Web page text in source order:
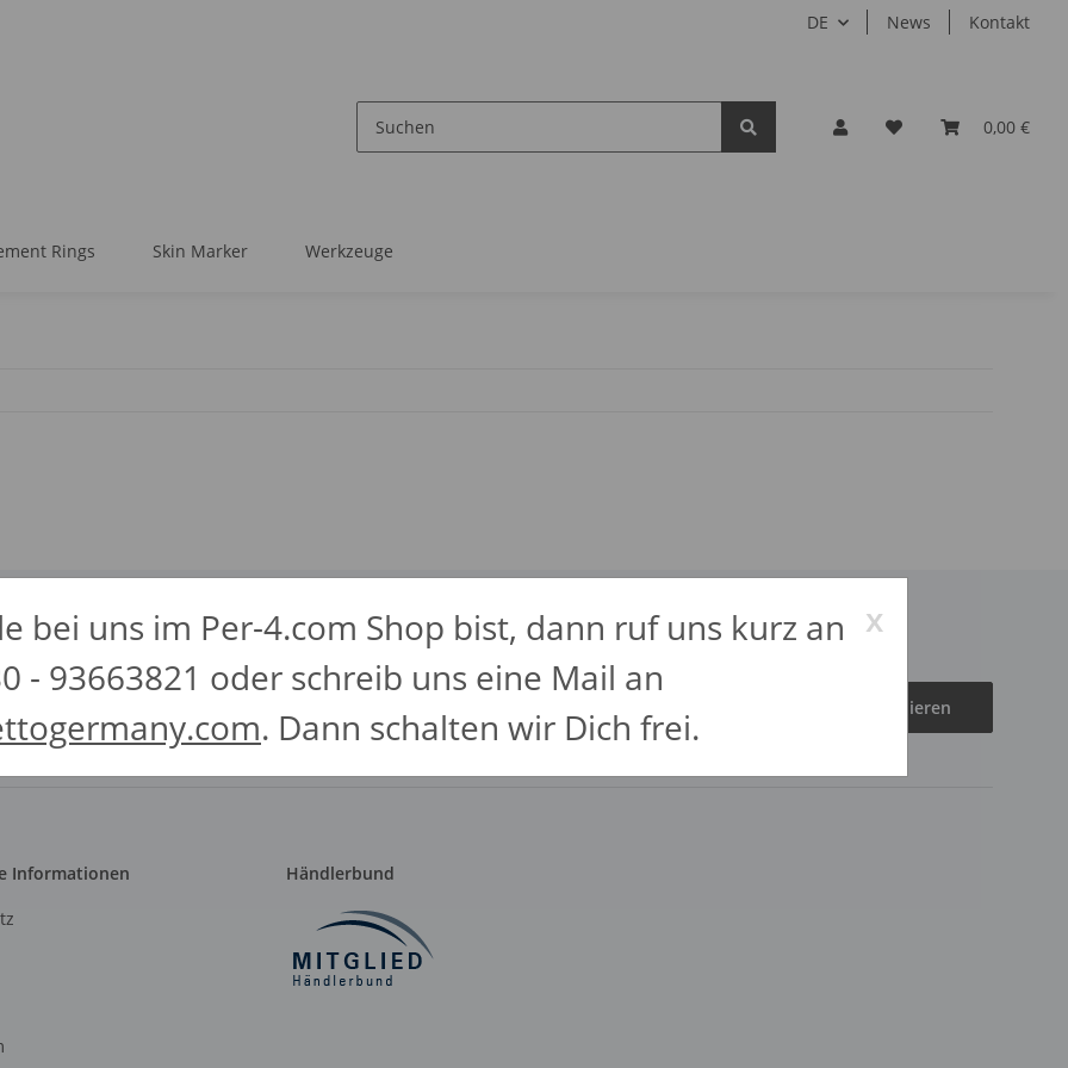
DE News Kontakt
0,00 €
Rings Skin Marker Werkzeuge
per E-Mail zu.
Abonnieren
Informationen Händlerbund
x
bei uns im Per-4.com Shop bist, dann ruf uns kurz an
- 93663821 oder schreib uns eine Mail an
. Dann schalten wir Dich frei.